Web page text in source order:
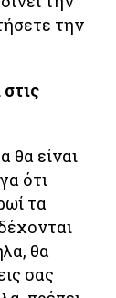
την
θα είναι
ότι
τα
θα
σας